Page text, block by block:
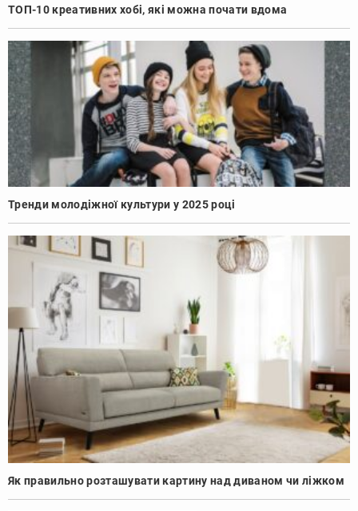
ТОП-10 креативних хобі, які можна почати вдома
Тренди молодіжної культури у 2025 році
Як правильно розташувати картину над диваном чи ліжком